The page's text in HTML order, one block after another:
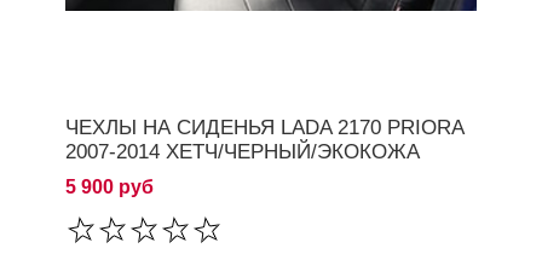
ЧЕХЛЫ НА СИДЕНЬЯ LADA 2170 PRIORA
2007-2014 ХЕТЧ/ЧЕРНЫЙ/ЭКОКОЖА
5 900 руб